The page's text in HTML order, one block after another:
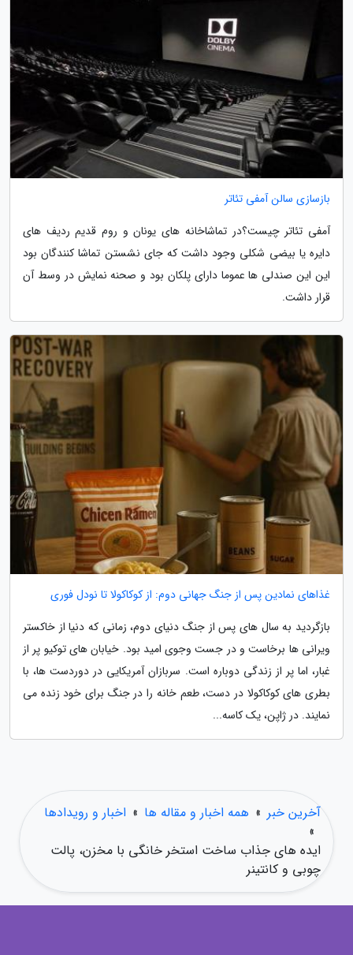
بازسازی سالن آمفی تئاتر
آمفی تئاتر چیست؟در تماشاخانه های یونان و روم قدیم ردیف های
دایره یا بیضی شکلی وجود داشت که جای نشستن تماشا کنندگان بود
این این صندلی ها عموما دارای پلکان بود و صحنه نمایش در وسط آن
قرار داشت.
غذاهای نمادین پس از جنگ جهانی دوم: از کوکاکولا تا نودل فوری
بازگردید به سال های پس از جنگ دنیای دوم، زمانی که دنیا از خاکستر
ویرانی ها برخاست و در جست وجوی امید بود. خیابان های توکیو پر از
غبار، اما پر از زندگی دوباره است. سربازان آمریکایی در دوردست ها، با
بطری های کوکاکولا در دست، طعم خانه را در جنگ برای خود زنده می
نمایند. در ژاپن، یک کاسه...
آخرین خبر » همه اخبار و مقاله ها » اخبار و رویدادها
»
ایده های جذاب ساخت استخر خانگی با مخزن، پالت
چوبی و کانتینر